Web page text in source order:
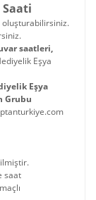
oluşturabilirsiniz.
saatleri,
Eşya
Eşya
Grubu
saat